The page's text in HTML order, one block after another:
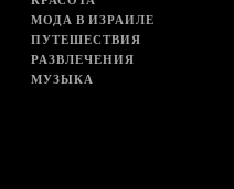
МОДА В ИЗРАИЛЕ
ПУТЕШЕСТВИЯ
РАЗВЛЕЧЕНИЯ
МУЗЫКА